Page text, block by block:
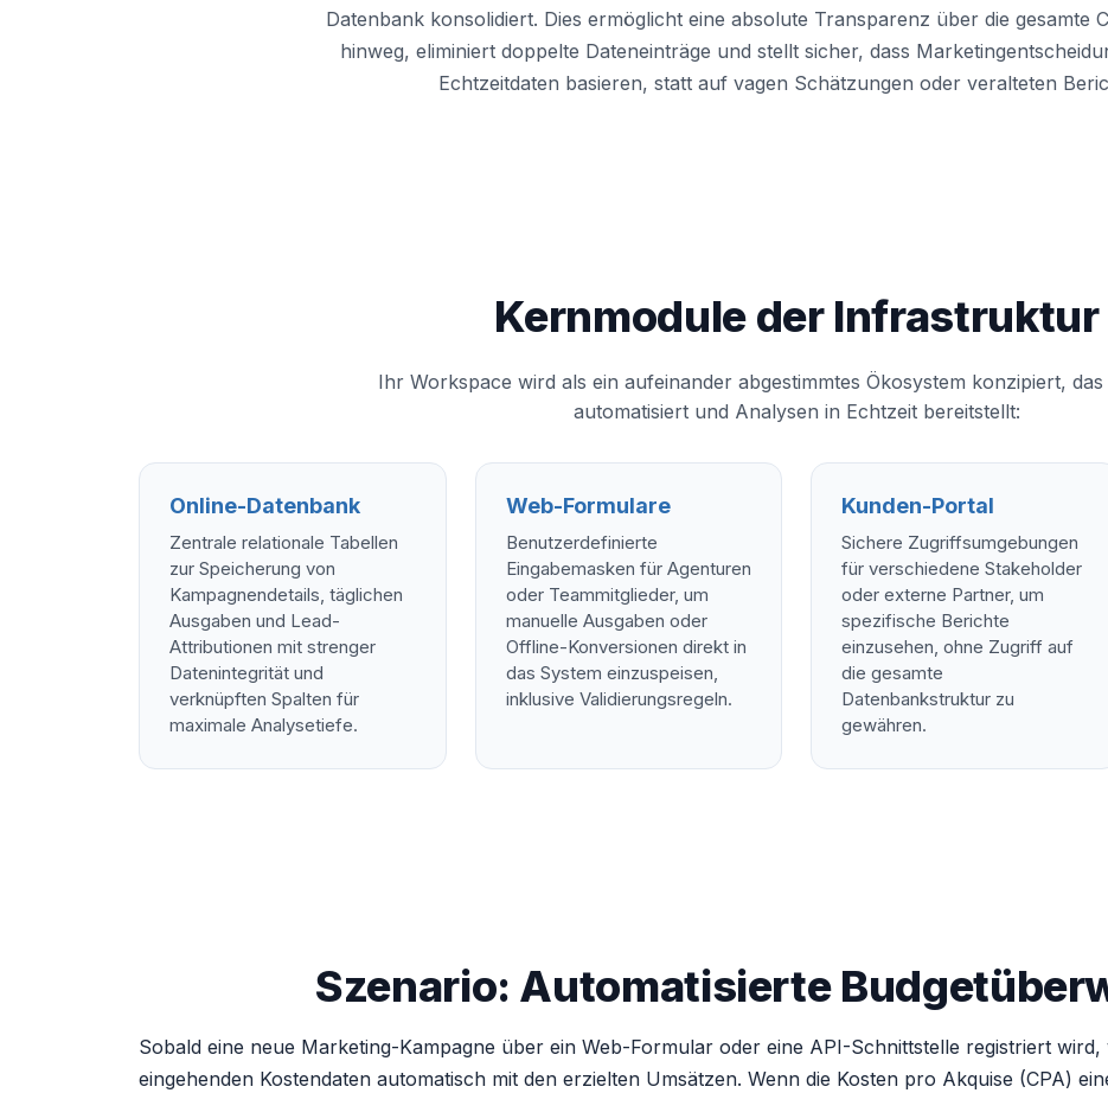
Datenbank konsolidiert. Dies ermöglicht eine absolute Transparenz über die gesamte
hinweg, eliminiert doppelte Dateneinträge und stellt sicher, dass
Echtzeitdaten basieren, statt auf vagen Schätzungen oder veralteten
Kernmodule der Infrastruktur
Ihr Workspace wird als ein aufeinander abgestimmtes Ökosystem konzipiert,
automatisiert und Analysen in Echtzeit bereitstellt:
Online-Datenbank
Zentrale relationale Tabellen
zur Speicherung von
Kampagnendetails, täglichen
Ausgaben und Lead-
Attributionen mit strenger
Datenintegrität und
verknüpften Spalten für
maximale Analysetiefe.
Web-Formulare
Benutzerdefinierte
Eingabemasken für Agenturen
oder Teammitglieder, um
manuelle Ausgaben oder
Offline-Konversionen direkt in
das System einzuspeisen,
inklusive Validierungsregeln.
Kunden-Portal
Sichere Zugriffsumgebungen
für verschiedene Stakeholder
oder externe Partner, um
spezifische Berichte
einzusehen, ohne Zugriff auf
die gesamte
Datenbankstruktur zu
gewähren.
Szenario: Automatisierte
Sobald eine neue Marketing-Kampagne über ein Web-Formular oder eine API-Schnittstelle registriert
eingehenden Kostendaten automatisch mit den erzielten Umsätzen. Wenn die Kosten pro Akquise (CPA)